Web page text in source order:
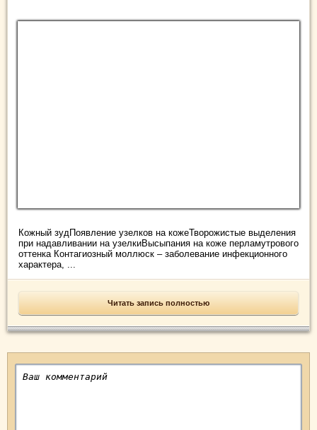
Кожный зудПоявление узелков на кожеТворожистые выделения
при надавливании на узелкиВысыпания на коже перламутрового
оттенка Контагиозный моллюск – заболевание инфекционного
характера, ...
Читать запись полностью